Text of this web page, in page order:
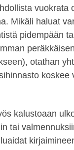
vuokrata
Mikäli haluat
pidempään
otathan
koskee
kalustoaan
tai